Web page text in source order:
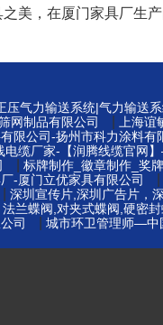
美，在厦门家具厂生
压气力输送系统|气力输送
网制品有限公司 上海
限公司-扬州市科力涂料有
电缆厂家-【润腾线缆官网
标牌制作_徽章制作_奖
-厦门立优家具有限公司
深圳宣传片,深圳广告片，
法兰蝶阀,对夹式蝶阀,硬密
司 城市环卫管理师—中